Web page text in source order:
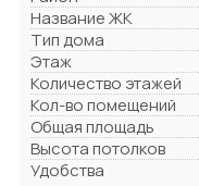
Название ЖК
Тип дома
Этаж
Количество этажей
Кол-во помещений
Общая площадь
Высота потолков
Удобства